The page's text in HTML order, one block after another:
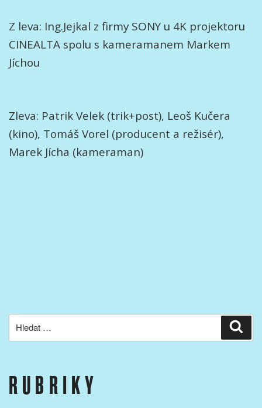
Z leva: Ing.Jejkal z firmy SONY u 4K projektoru
CINEALTA spolu s kameramanem Markem
Jíchou
Zleva: Patrik Velek (trik+post), Leoš Kučera
(kino), Tomáš Vorel (producent a režisér),
Marek Jícha (kameraman)
RUBRIKY